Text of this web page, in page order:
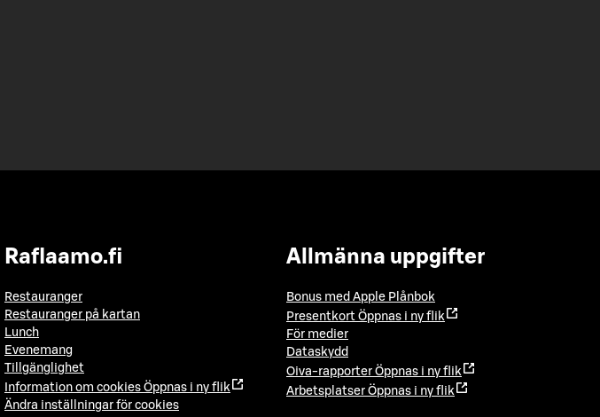
Raflaamo.fi
Restauranger
Restauranger på kartan
Lunch
Evenemang
Tillgänglighet
Information om cookies Öppnas i ny flik
Ändra inställningar för cookies
Allmänna uppgifter
Bonus med Apple Plånbok
Presentkort Öppnas i ny flik
För medier
Dataskydd
Oiva-rapporter Öppnas i ny flik
Arbetsplatser Öppnas i ny flik